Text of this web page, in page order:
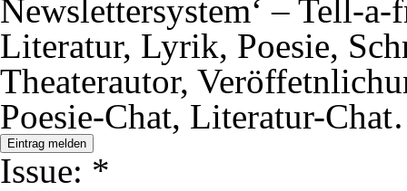
Newslettersystem‘ – Tell-
Literatur, Lyrik, Poesie,
Theaterautor,
Poesie-Chat, Literatur-
Eintrag melden
Issue: *